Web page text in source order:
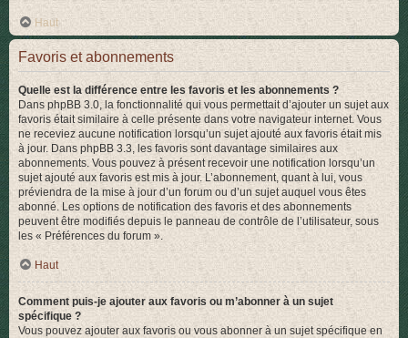
Haut
Favoris et abonnements
Quelle est la différence entre les favoris et les abonnements ?
Dans phpBB 3.0, la fonctionnalité qui vous permettait d’ajouter un sujet aux
favoris était similaire à celle présente dans votre navigateur internet. Vous
ne receviez aucune notification lorsqu’un sujet ajouté aux favoris était mis
à jour. Dans phpBB 3.3, les favoris sont davantage similaires aux
abonnements. Vous pouvez à présent recevoir une notification lorsqu’un
sujet ajouté aux favoris est mis à jour. L’abonnement, quant à lui, vous
préviendra de la mise à jour d’un forum ou d’un sujet auquel vous êtes
abonné. Les options de notification des favoris et des abonnements
peuvent être modifiés depuis le panneau de contrôle de l’utilisateur, sous
les « Préférences du forum ».
Haut
Comment puis-je ajouter aux favoris ou m’abonner à un sujet
spécifique ?
Vous pouvez ajouter aux favoris ou vous abonner à un sujet spécifique en